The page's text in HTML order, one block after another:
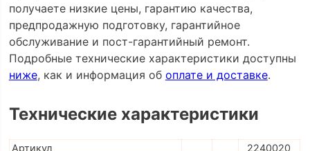
получаете низкие цены, гарантию качества,
предпродажную подготовку, гарантийное
обслуживание и пост-гарантийный ремонт.
Подробные технические характеристики доступны
ниже, как и информация об оплате и доставке.
Технические характеристики
Артикул
2240020